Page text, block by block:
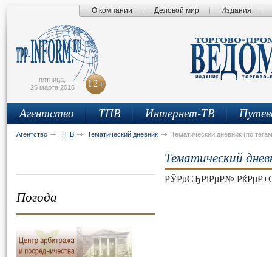
О компании Деловой мир Издания
пятница,
25 марта 2016
12+
Агентство ТПВ Интернет-ТВ
Агентство ТПВ Тематический дневник Тематический дневник (по
Погода
Тематический
РЎРµСЂРіРµР№